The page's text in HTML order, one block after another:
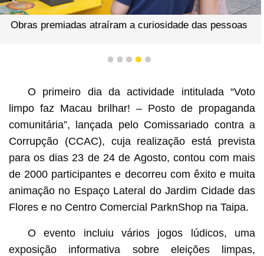
Obras premiadas atraíram a curiosidade das pessoas
1 2 3 4 5
O primeiro dia da actividade intitulada “Voto
limpo faz Macau brilhar! – Posto de propaganda
comunitária”, lançada pelo Comissariado contra a
Corrupção (CCAC), cuja realização está prevista
para os dias 23 de 24 de Agosto, contou com mais
de 2000 participantes e decorreu com êxito e muita
animação no Espaço Lateral do Jardim Cidade das
Flores e no Centro Comercial ParknShop na Taipa.
O evento incluiu vários jogos lúdicos, uma
exposição informativa sobre eleições limpas,